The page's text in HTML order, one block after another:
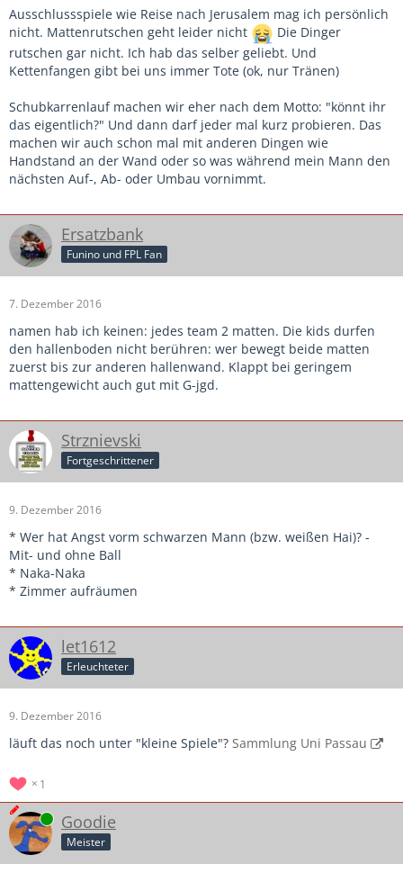
- Kettenfangen (ich mags nicht aber ist ein Klassiker)
PS.: Vom Schubkarrenlauf würde ich abraten, die Belastung
ist schon ziemlich hoch für die kleinen Gelenke.
Ausschlussspiele wie Reise nach Jerusalem mag ich persönlich
nicht. Mattenrutschen geht leider nicht
Die Dinger
rutschen gar nicht. Ich hab das selber geliebt. Und
Kettenfangen gibt bei uns immer Tote (ok, nur Tränen)
Schubkarrenlauf machen wir eher nach dem Motto: "könnt ihr
das eigentlich?" Und dann darf jeder mal kurz probieren. Das
machen wir auch schon mal mit anderen Dingen wie
Handstand an der Wand oder so was während mein Mann den
nächsten Auf-, Ab- oder Umbau vornimmt.
Ersatzbank
Funino und FPL Fan
7. Dezember 2016
namen hab ich keinen: jedes team 2 matten. Die kids durfen
den hallenboden nicht berühren: wer bewegt beide matten
zuerst bis zur anderen hallenwand. Klappt bei geringem
mattengewicht auch gut mit G-jgd.
Strznievski
Fortgeschrittener
9. Dezember 2016
* Wer hat Angst vorm schwarzen Mann (bzw. weißen Hai)? -
Mit- und ohne Ball
* Naka-Naka
* Zimmer aufräumen
let1612
Erleuchteter
9. Dezember 2016
läuft das noch unter "kleine Spiele"? Sammlung Uni Passau
1
Online Goodie
Meister